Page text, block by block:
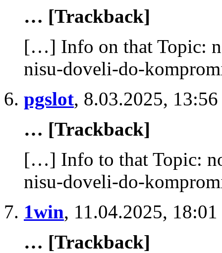
… [Trackback]
[…] Info on that Topic:
nisu-doveli-do-
pgslot, 8.03.2025, 13:56
… [Trackback]
[…] Info to that Topic:
nisu-doveli-do-
1win, 11.04.2025, 18:01
… [Trackback]